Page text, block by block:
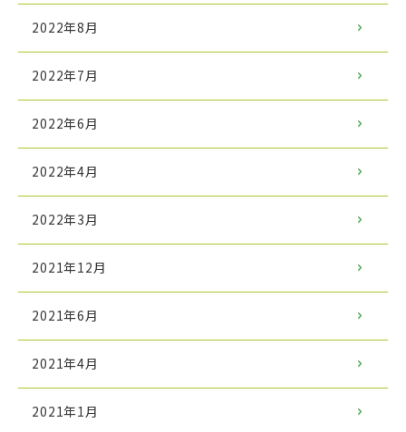
2022年8月
2022年7月
2022年6月
2022年4月
2022年3月
2021年12月
2021年6月
2021年4月
2021年1月